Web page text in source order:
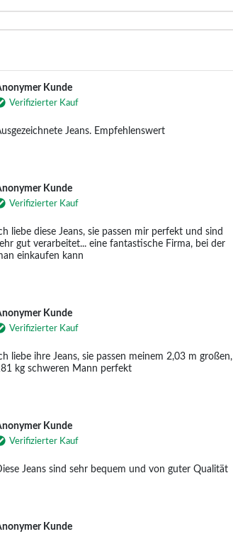
Kunde
Verifizierter Kauf
Jeans. Empfehlenswert
Kunde
Verifizierter Kauf
liebe diese Jeans, sie passen mir perfekt und sind
gut verarbeitet... eine fantastische Firma, bei der
einkaufen kann
Kunde
Verifizierter Kauf
liebe ihre Jeans, sie passen meinem 2,03 m großen,
kg schweren Mann perfekt
Kunde
Verifizierter Kauf
Jeans sind sehr bequem und von guter Qualität
Kunde